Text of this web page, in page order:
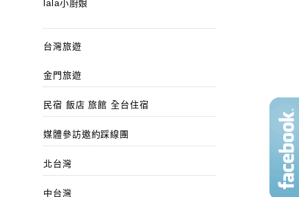
lala小廚娘
台灣旅遊
金門旅遊
民宿 飯店 旅館 全台住宿
媒體參訪邀約踩線團
北台灣
中台灣